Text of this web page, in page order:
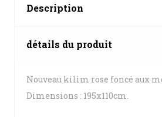
Description
détails du produit
Nouveau kilim rose foncé aux
Dimensions : 195x110cm.